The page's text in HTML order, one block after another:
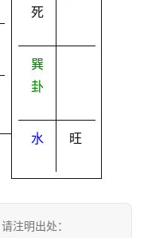
死
巽
卦
水 旺
注明出处：